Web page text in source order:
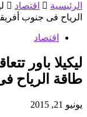
الرئيسية اقتصاد
الرياح فى جنوب
اقتصاد
طاقة الرياح
يونيو 21, 2015